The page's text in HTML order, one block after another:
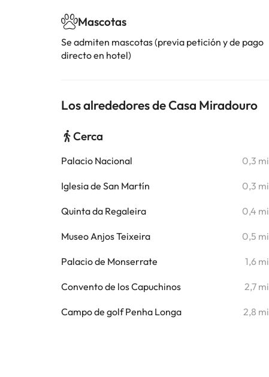
Mascotas
Se admiten mascotas (previa petición y de pago
directo en hotel)
Los alrededores de Casa Miradouro
Cerca
Palacio Nacional 0,3 mi
Iglesia de San Martín 0,3 mi
Quinta da Regaleira 0,4 mi
Museo Anjos Teixeira 0,5 mi
Palacio de Monserrate 1,6 mi
Convento de los Capuchinos 2,7 mi
Campo de golf Penha Longa 2,8 mi